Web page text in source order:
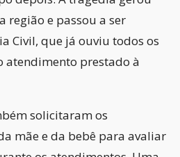
região e passou a ser
Civil, que já ouviu todos os
atendimento prestado à
solicitaram os
mãe e da bebê para avaliar